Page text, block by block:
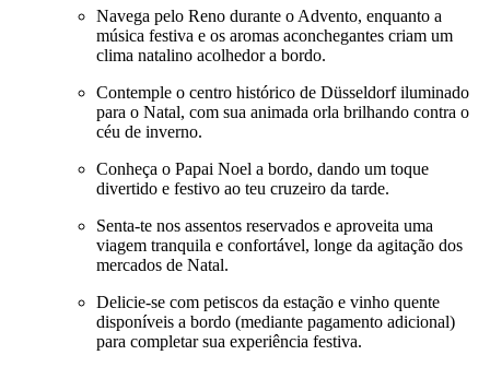
Navega pelo Reno durante o Advento, enquanto a
música festiva e os aromas aconchegantes criam um
clima natalino acolhedor a bordo.
Contemple o centro histórico de Düsseldorf iluminado
para o Natal, com sua animada orla brilhando contra o
céu de inverno.
Conheça o Papai Noel a bordo, dando um toque
divertido e festivo ao teu cruzeiro da tarde.
Senta-te nos assentos reservados e aproveita uma
viagem tranquila e confortável, longe da agitação dos
mercados de Natal.
Delicie-se com petiscos da estação e vinho quente
disponíveis a bordo (mediante pagamento adicional)
para completar sua experiência festiva.